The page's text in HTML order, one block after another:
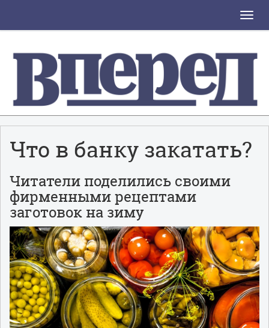
Toggle
Что в банку закатать?
Читатели поделились своими
фирменными рецептами
заготовок на зиму